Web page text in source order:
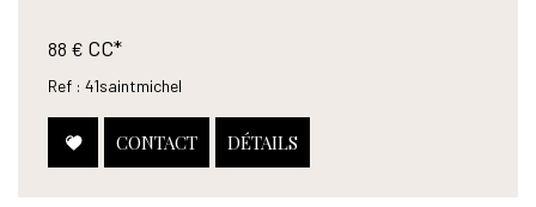
88 € CC*
Ref : 41saintmichel
CONTACT DÉTAILS